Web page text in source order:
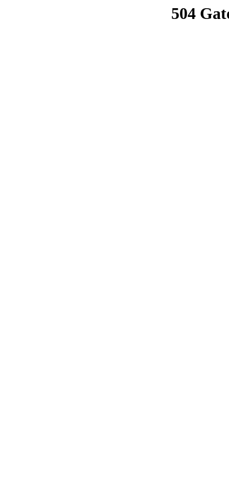
504